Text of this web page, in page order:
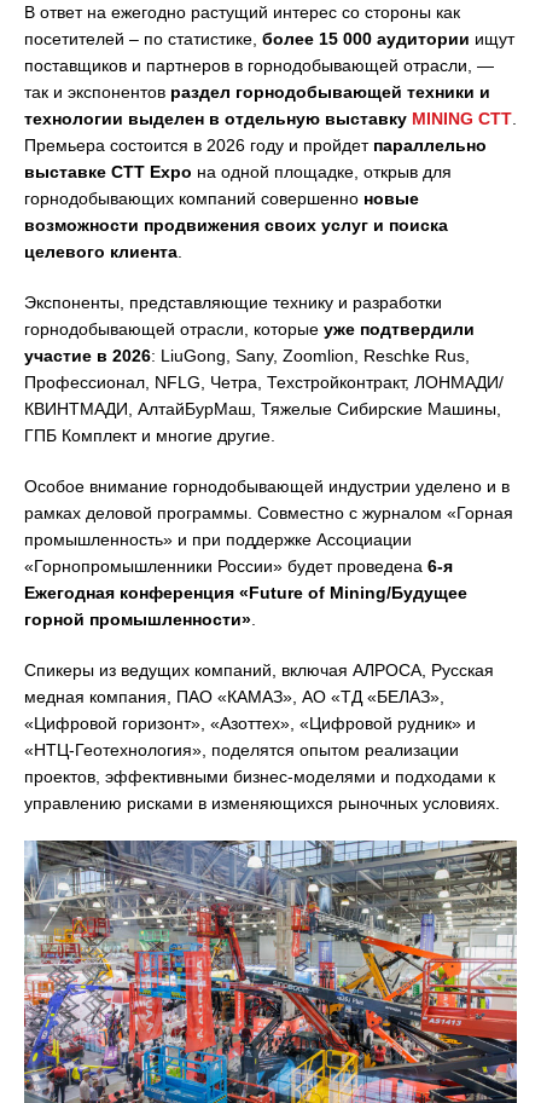
В ответ на ежегодно растущий интерес со стороны как
посетителей – по статистике, более 15 000 аудитории ищут
поставщиков и партнеров в горнодобывающей отрасли, —
так и экспонентов раздел горнодобывающей техники и
технологии выделен в отдельную выставку MINING CTT
Премьера состоится в 2026 году и пройдет параллельно
выставке CTT Expo на одной площадке, открыв для
горнодобывающих компаний совершенно новые
возможности продвижения своих услуг и поиска
целевого клиента
Экспоненты, представляющие технику и разработки
горнодобывающей отрасли, которые уже подтвердили
участие в 2026: LiuGong, Sany, Zoomlion, Reschke Rus,
Профессионал, NFLG, Четра, Техстройконтракт, ЛОНМАДИ/
КВИНТМАДИ, АлтайБурМаш, Тяжелые Сибирские Машины,
ГПБ Комплект и многие другие.
Особое внимание горнодобывающей индустрии уделено и в
рамках деловой программы. Совместно с журналом «Горная
промышленность» и при поддержке Ассоциации
«Горнопромышленники России» будет проведена 6-я
Ежегодная конференция «Future of Mining/Будущее
горной промышленности»
Спикеры из ведущих компаний, включая АЛРОСА, Русская
медная компания, ПАО «КАМАЗ», АО «ТД «БЕЛАЗ»,
«Цифровой горизонт», «Азоттех», «Цифровой рудник» и
«НТЦ-Геотехнология», поделятся опытом реализации
проектов, эффективными бизнес-моделями и подходами к
управлению рисками в изменяющихся рыночных условиях.